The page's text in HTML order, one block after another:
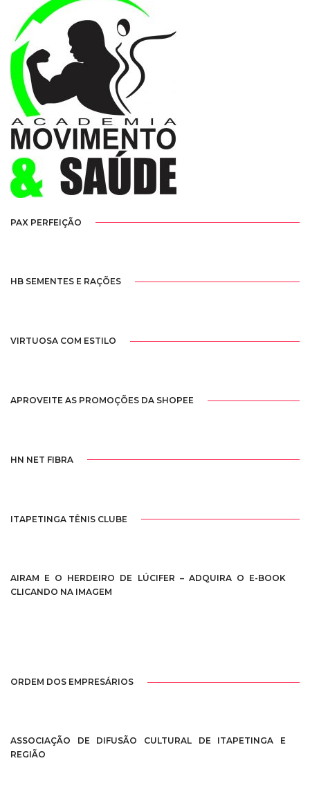
PAX PERFEIÇÃO
HB SEMENTES E RAÇÕES
VIRTUOSA COM ESTILO
APROVEITE AS PROMOÇÕES DA SHOPEE
HN NET FIBRA
ITAPETINGA TÊNIS CLUBE
AIRAM E O HERDEIRO DE LÚCIFER – ADQUIRA O E-BOOK
CLICANDO NA IMAGEM
ORDEM DOS EMPRESÁRIOS
ASSOCIAÇÃO DE DIFUSÃO CULTURAL DE ITAPETINGA E
REGIÃO